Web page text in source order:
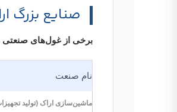
صنایع بزرگ اراک که
برخی از غول‌های صنعتی
نام صنعت
ماشین‌سازی اراک (تولید